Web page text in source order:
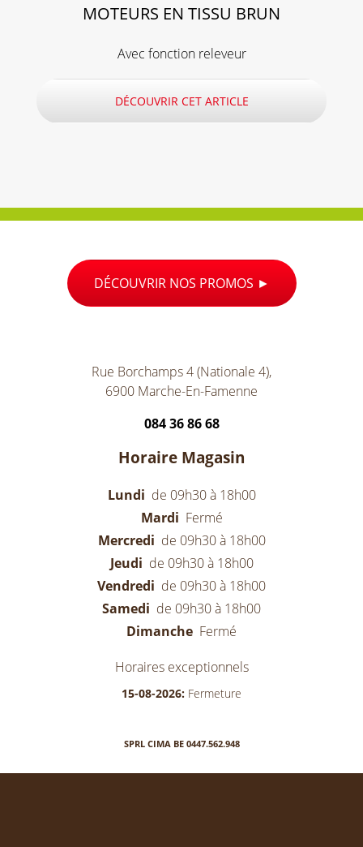
MOTEURS EN TISSU BRUN
Avec fonction releveur
DÉCOUVRIR CET ARTICLE
DÉCOUVRIR NOS PROMOS
Rue Borchamps 4 (Nationale 4),
6900 Marche-En-Famenne
084 36 86 68
Horaire Magasin
Lundi de 09h30 à 18h00
Mardi Fermé
Mercredi de 09h30 à 18h00
Jeudi de 09h30 à 18h00
Vendredi de 09h30 à 18h00
Samedi de 09h30 à 18h00
Dimanche Fermé
Horaires exceptionnels
15-08-2026: Fermeture
SPRL CIMA BE 0447.562.948